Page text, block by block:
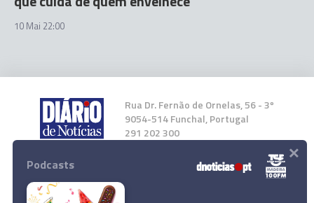
10 Mai 22:00
Rua Dr. Fernão de Ornelas, 56 - 3º
9054-514 Funchal, Portugal
291 202 300
Instale a nossa App
Podcasts ×